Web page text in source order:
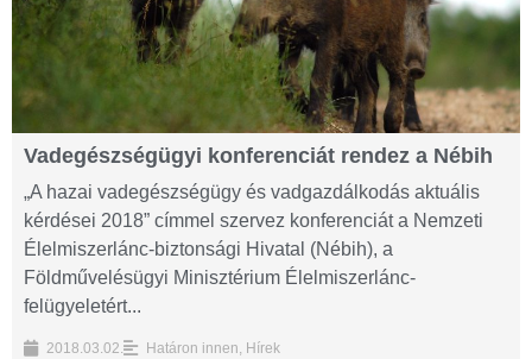
Vadegészségügyi konferenciát rendez a Nébih
„A hazai vadegészségügy és vadgazdálkodás aktuális
kérdései 2018” címmel szervez konferenciát a Nemzeti
Élelmiszerlánc-biztonsági Hivatal (Nébih), a
Földművelésügyi Minisztérium Élelmiszerlánc-
felügyeletért...
2018.03.02. Határon innen, Hírek